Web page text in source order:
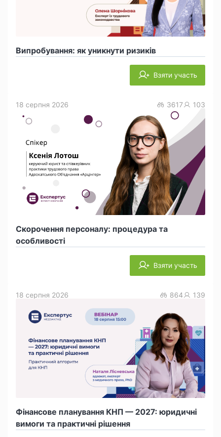
Випробування: як уникнути ризиків
Взяти участь
Скорочення персоналу: процедура та
особливості
18 серпня 2026 3617 103
Взяти участь
Фінансове планування КНП — 2027: юридичні
вимоги та практичні рішення
18 серпня 2026 864 139